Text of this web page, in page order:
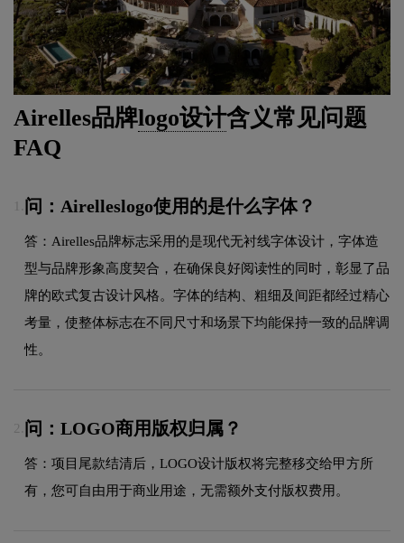
Airelles品牌logo设计含义常见问题
FAQ
问：Airelleslogo使用的是什么字体？
答：Airelles品牌标志采用的是现代无衬线字体设计，字体造
型与品牌形象高度契合，在确保良好阅读性的同时，彰显了品
牌的欧式复古设计风格。字体的结构、粗细及间距都经过精心
考量，使整体标志在不同尺寸和场景下均能保持一致的品牌调
性。
2. 问：LOGO商用版权归属？
答：项目尾款结清后，LOGO设计版权将完整移交给甲方所
有，您可自由用于商业用途，无需额外支付版权费用。